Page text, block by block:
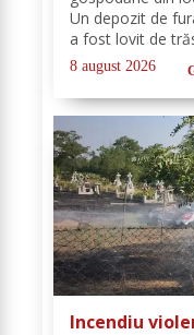
Un depozit de
a fost lovit de
ora 22:00. La
pompierii din
8 august 2026
Incendiu